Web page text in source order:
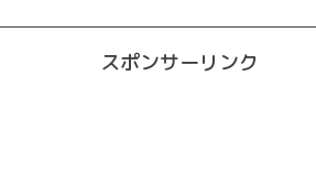
スポンサーリンク